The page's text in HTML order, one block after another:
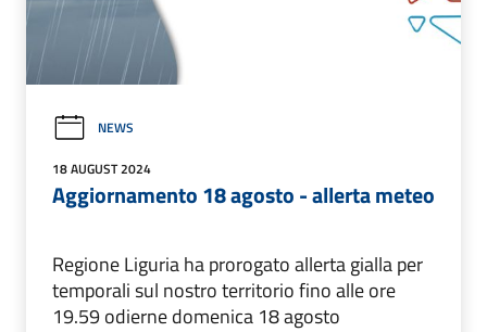
NEWS
18 AUGUST 2024
Aggiornamento 18 agosto - allerta meteo
Regione Liguria ha prorogato allerta gialla per
temporali sul nostro territorio fino alle ore
19.59 odierne domenica 18 agosto